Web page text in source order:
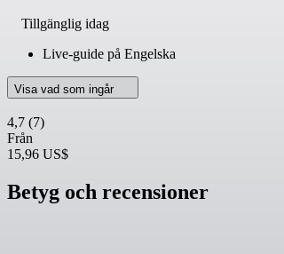
Tillgänglig idag
Live-guide på Engelska
Visa vad som ingår
4,7 (7)
Från
15,96 US$
Betyg och recensioner